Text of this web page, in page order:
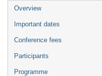
Event
menu
Overview
Important dates
Conference fees
Participants
Programme